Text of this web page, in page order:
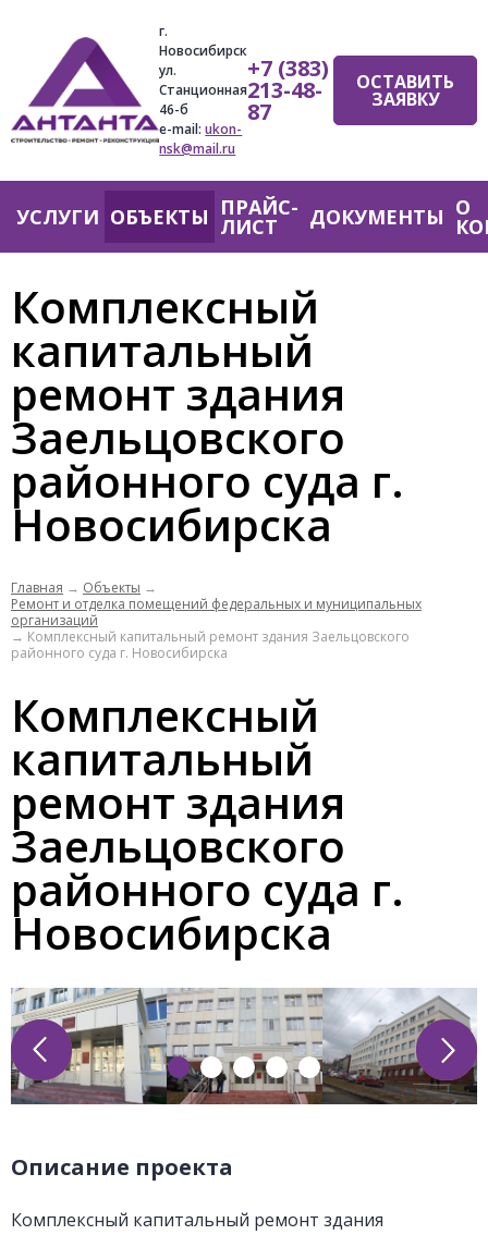
navigation
г.
Новосибирск
ул.
Станционная
46-б
e-mail:ukon-
nsk@mail.ru
+7 (383)
213-48-
87
ОСТАВИТЬ
ЗАЯВКУ
Главное
меню
УСЛУГИ ОБЪЕКТЫ ПРАЙС-
ЛИСТ ДОКУМЕНТЫ О
Комплексный
капитальный
ремонт здания
Заельцовского
районного суда г.
Новосибирска
Главная → Объекты →
Ремонт и отделка помещений федеральных и муниципальных
организаций
→ Комплексный капитальный ремонт здания Заельцовского
районного суда г. Новосибирска
Комплексный
капитальный
ремонт здания
Заельцовского
районного суда г.
Новосибирска
Описание проекта
Комплексный капитальный ремонт здания